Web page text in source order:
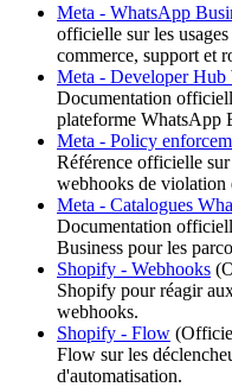
Meta - WhatsApp
officielle sur les
commerce, support et
Meta - Developer Hub
Documentation
plateforme WhatsApp
Meta - Policy
Référence officielle
webhooks de violation
Meta - Catalogues
Documentation
Business pour les
Shopify - Webhooks (
Shopify pour réagir
webhooks.
Shopify - Flow (
Flow sur les
d'automatisation.